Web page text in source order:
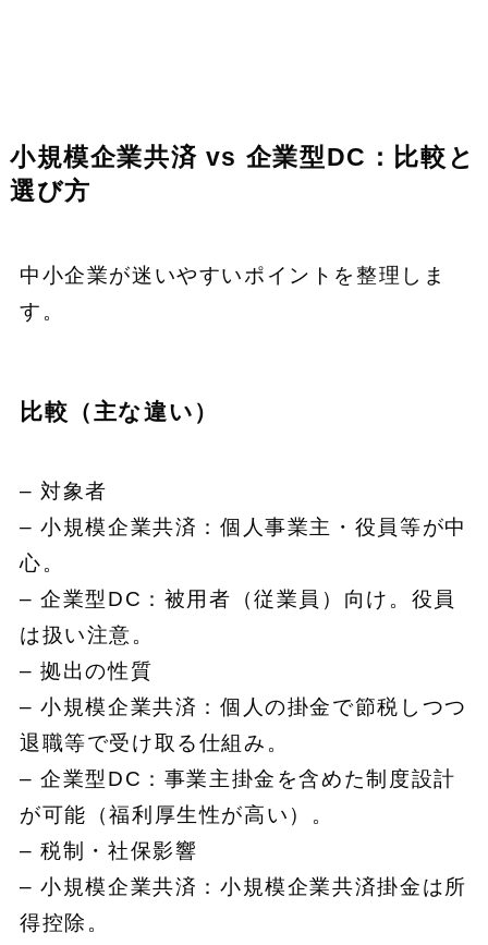
小規模企業共済 vs 企業型DC：比較と
選び方
中小企業が迷いやすいポイントを整理しま
す。
比較（主な違い）
– 対象者
– 小規模企業共済：個人事業主・役員等が中
心。
– 企業型DC：被用者（従業員）向け。役員
は扱い注意。
– 拠出の性質
– 小規模企業共済：個人の掛金で節税しつつ
退職等で受け取る仕組み。
– 企業型DC：事業主掛金を含めた制度設計
が可能（福利厚生性が高い）。
– 税制・社保影響
– 小規模企業共済：小規模企業共済掛金は所
得控除。